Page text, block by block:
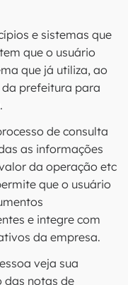
e sistemas que
que o usuário
que já utiliza, ao
prefeitura para
de consulta
as informações
da operação etc
que o usuário
e integre com
da empresa.
veja sua
das notas de